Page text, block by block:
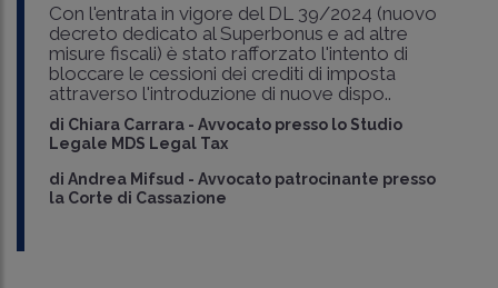
Con l'entrata in vigore del DL 39/2024 (nuovo
decreto dedicato al Superbonus e ad altre
misure fiscali) è stato rafforzato l'intento di
bloccare le cessioni dei crediti di imposta
attraverso l'introduzione di nuove dispo..
di Chiara Carrara - Avvocato presso lo Studio
Legale MDS Legal Tax
di Andrea Mifsud - Avvocato patrocinante presso
la Corte di Cassazione